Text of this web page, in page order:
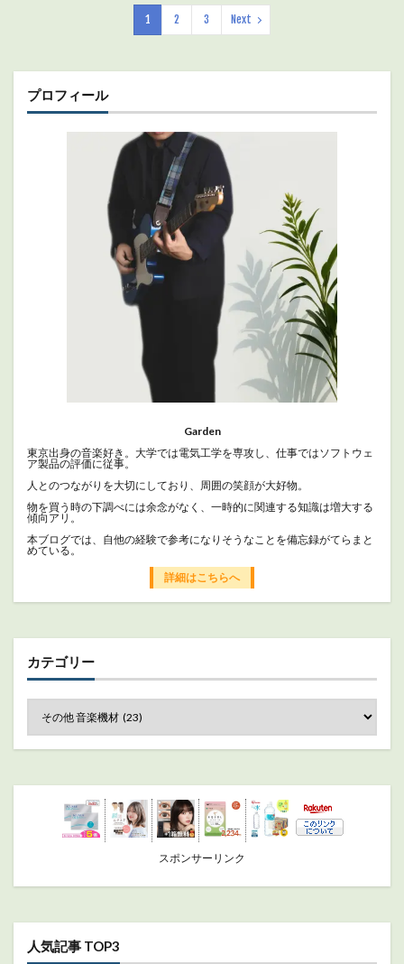
1 2 3 Next
プロフィール
Garden
東京出身の音楽好き。大学では電気工学を専攻し、仕事ではソフトウェ
ア製品の評価に従事。
人とのつながりを大切にしており、周囲の笑顔が大好物。
物を買う時の下調べには余念がなく、一時的に関連する知識は増大する
傾向アリ。
本ブログでは、自他の経験で参考になりそうなことを備忘録がてらまと
めている。
詳細はこちらへ
カテゴリー
スポンサーリンク
人気記事 TOP3